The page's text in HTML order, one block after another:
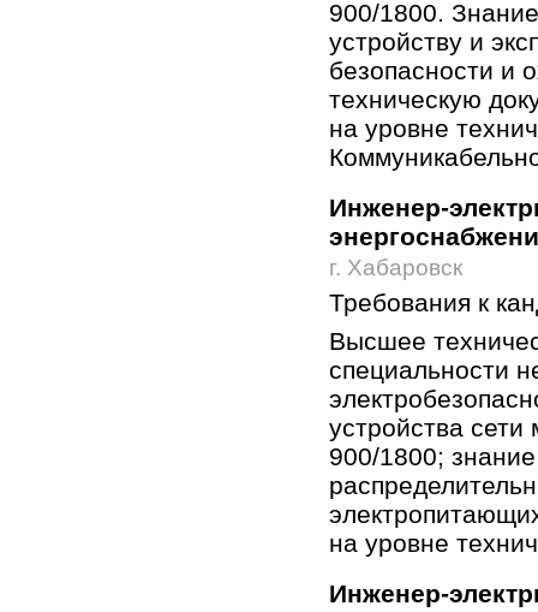
900/1800.
устройству и
безопасности и
техническую
на уровне
Инженер-
г. Хабаровск
Требования к
Высшее
специальности
устройства
900/1800;
на уровне
Инженер-